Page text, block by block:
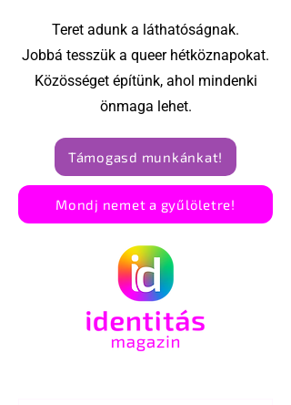
Teret adunk a láthatóságnak.
Jobbá tesszük a queer hétköznapokat.
Közösséget építünk, ahol mindenki
önmaga lehet.
Támogasd munkánkat!
Mondj nemet a gyűlöletre!